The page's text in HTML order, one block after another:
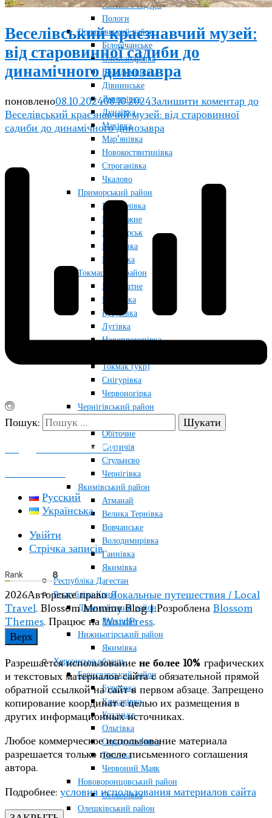
Кінські Роздори
Пологи
Приазовський район
Білорічанське
Олександрівка
Володимирівка
Дівнинське
Дмитрівка
Дунаївка
Маківка
Мар’янівка
Новокостянтинівка
Строганівка
Чкалово
Приморський район
Мануйлівка
Набережне
Приморськ
Радолівка
Райнівка
Токмацький район
Благодатне
Грушівка
Кутузівка
Лугівка
Новопрокопівка
Токмак (укр)
Снігурівка
Червоногірка
Чернігівський район
Обіточне
Салтичія
Стульнєво
Чернігівка
Якимівський район
Атманай
Велика Тернівка
Вовчанське
Володимирівка
Ганнівка
Якимівка
Республіка Дагестан
Республіка Крим
Джанкойський район
Розкішне
Нижньогірський район
Якимівка
Херсонська область
Бериславський район
Бургунка
Качкарівка
Козацьке
Ольгівка
Отрадокам’янка
Тягинка
Червоний Маяк
Нововоронцовський район
Осокорівка
Олешківський район
Веселівський краєзнавчий музей:
від старовинної садиби до
динамічного динозавра
поновлено08.10.202408.10.2024Залишити коментар до
Веселівський краєзнавчий музей: від старовинної
садиби до динамічного динозавра
Пошук:
ПОДДЕРЖАТЬ ПРОЕКТ
Русский
Українська
Увійти
Стрічка записів
2026Авторське правоЛокальные путешествия / Local
Travel. Blossom Mommy Blog | Розроблена Blossom
Themes. Працює наWordPress.
Верх
Разрешается использование не более 10% графических
и текстовых материалов сайта с обязательной прямой
обратной ссылкой на сайт в первом абзаце. Запрещено
копирование координат с целью их размещения в
других информационных источниках.
Любое коммерческое использование материала
разрешается только после письменного соглашения
автора.
Подробнее: условия использования материалов сайта